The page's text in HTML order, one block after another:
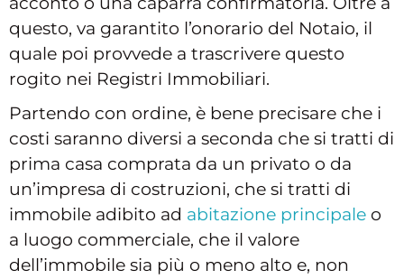
questo, va garantito l’onorario del Notaio, il
quale poi provvede a trascrivere questo
rogito nei Registri Immobiliari.
Partendo con ordine, è bene precisare che i
costi saranno diversi a seconda che si tratti di
prima casa comprata da un privato o da
un’impresa di costruzioni, che si tratti di
immobile adibito ad abitazione principale o
a luogo commerciale, che il valore
dell’immobile sia più o meno alto e, non